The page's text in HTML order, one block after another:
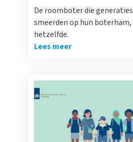
De roomboter die
smeerden op hun
hetzelfde.
Lees meer